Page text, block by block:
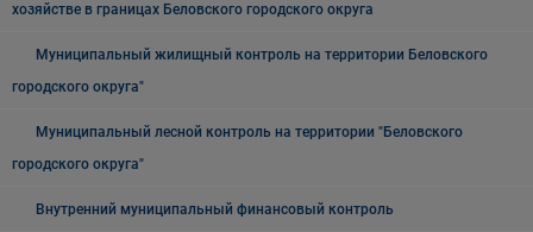
хозяйстве в границах Беловского городского округа
Муниципальный жилищный контроль на территории Беловского
городского округа"
Муниципальный лесной контроль на территории "Беловского
городского округа"
Внутренний муниципальный финансовый контроль